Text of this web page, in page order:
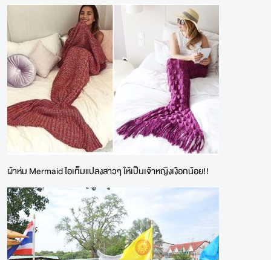
ผ้าห่ม Mermaid ไอเท็มแปลงสาวๆ ให้เป็นเจ้าหญิงเงือกน้อย!!